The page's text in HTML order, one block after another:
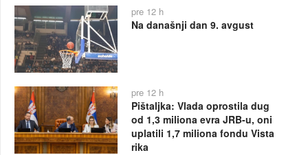
pre 12 h
Na današnji dan 9. avgust
pre 12 h
Pištaljka: Vlada oprostila dug
od 1,3 miliona evra JRB-u, oni
uplatili 1,7 miliona fondu Vista
rika